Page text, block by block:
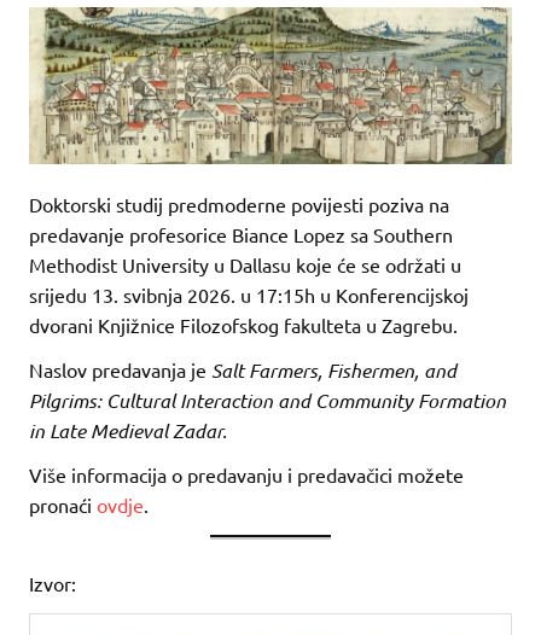
Doktorski studij predmoderne povijesti poziva na
predavanje profesorice Biance Lopez sa Southern
Methodist University u Dallasu koje će se održati u
srijedu 13. svibnja 2026. u 17:15h u Konferencijskoj
dvorani Knjižnice Filozofskog fakulteta u Zagrebu.
Naslov predavanja je Salt Farmers, Fishermen, and
Pilgrims: Cultural Interaction and Community Formation
in Late Medieval Zadar.
Više informacija o predavanju i predavačici možete
pronaći ovdje.
Izvor: